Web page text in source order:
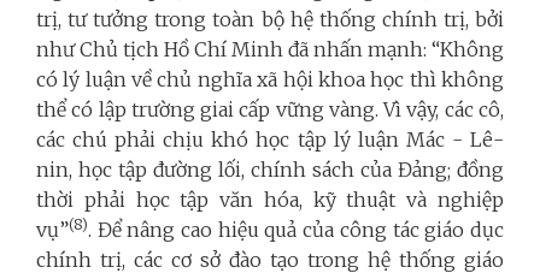
trị, tư tưởng trong toàn bộ hệ thống chính trị, bởi
như Chủ tịch Hồ Chí Minh đã nhấn mạnh: “Không
có lý luận về chủ nghĩa xã hội khoa học thì không
thể có lập trường giai cấp vững vàng. Vì vậy, các cô,
các chú phải chịu khó học tập lý luận Mác - Lê-
nin, học tập đường lối, chính sách của Đảng; đồng
thời phải học tập văn hóa, kỹ thuật và nghiệp
vụ”(8). Để nâng cao hiệu quả của công tác giáo dục
chính trị, các cơ sở đào tạo trong hệ thống giáo